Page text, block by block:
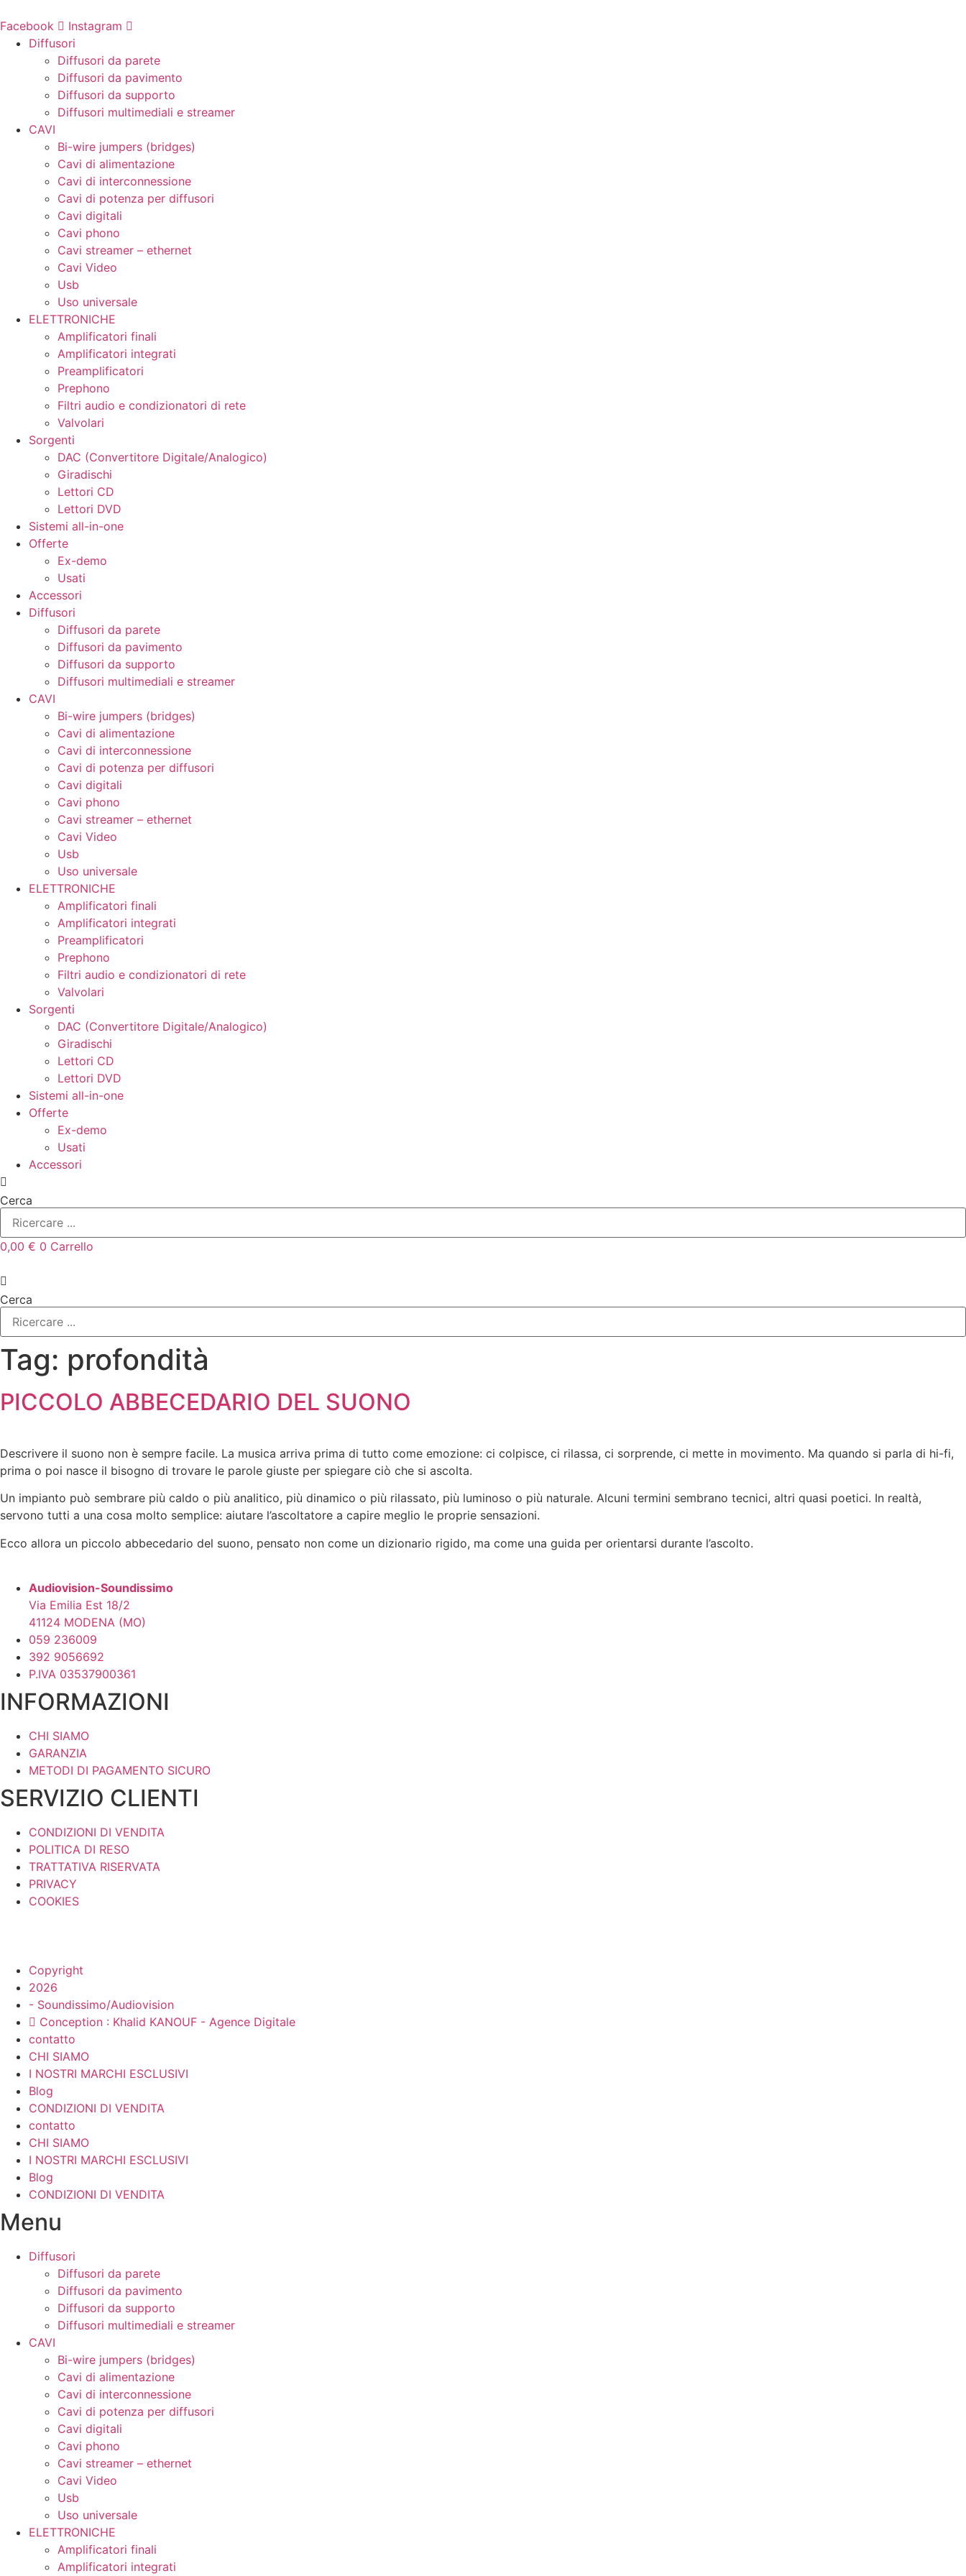
al
contenuto
Facebook
Instagram
Diffusori
Diffusori da parete
Diffusori da pavimento
Diffusori da supporto
Diffusori multimediali e streamer
CAVI
Bi-wire jumpers (bridges)
Cavi di alimentazione
Cavi di interconnessione
Cavi di potenza per diffusori
Cavi digitali
Cavi phono
Cavi streamer – ethernet
Cavi Video
Usb
Uso universale
ELETTRONICHE
Amplificatori finali
Amplificatori integrati
Preamplificatori
Prephono
Filtri audio e condizionatori di rete
Valvolari
Sorgenti
DAC (Convertitore Digitale/Analogico)
Giradischi
Lettori CD
Lettori DVD
Sistemi all-in-one
Offerte
Ex-demo
Usati
Accessori
Diffusori
Diffusori da parete
Diffusori da pavimento
Diffusori da supporto
Diffusori multimediali e streamer
CAVI
Bi-wire jumpers (bridges)
Cavi di alimentazione
Cavi di interconnessione
Cavi di potenza per diffusori
Cavi digitali
Cavi phono
Cavi streamer – ethernet
Cavi Video
Usb
Uso universale
ELETTRONICHE
Amplificatori finali
Amplificatori integrati
Preamplificatori
Prephono
Filtri audio e condizionatori di rete
Valvolari
Sorgenti
DAC (Convertitore Digitale/Analogico)
Giradischi
Lettori CD
Lettori DVD
Sistemi all-in-one
Offerte
Ex-demo
Usati
Accessori
Cerca
0,00 € 0 Carrello
Cerca
Tag: profondità
PICCOLO ABBECEDARIO DEL SUONO
Descrivere il suono non è sempre facile. La musica arriva prima di tutto come emozione: ci colpisce, ci rilassa, ci sorprende, ci mette in movimento. Ma quando si parla di hi-fi,
prima o poi nasce il bisogno di trovare le parole giuste per spiegare ciò che si ascolta.
Un impianto può sembrare più caldo o più analitico, più dinamico o più rilassato, più luminoso o più naturale. Alcuni termini sembrano tecnici, altri quasi poetici. In realtà,
servono tutti a una cosa molto semplice: aiutare l’ascoltatore a capire meglio le proprie sensazioni.
Ecco allora un piccolo abbecedario del suono, pensato non come un dizionario rigido, ma come una guida per orientarsi durante l’ascolto.
Audiovision-Soundissimo
Via Emilia Est 18/2
41124 MODENA (MO)
059 236009
392 9056692
P.IVA 03537900361
INFORMAZIONI
CHI SIAMO
GARANZIA
METODI DI PAGAMENTO SICURO
SERVIZIO CLIENTI
CONDIZIONI DI VENDITA
POLITICA DI RESO
TRATTATIVA RISERVATA
PRIVACY
COOKIES
Copyright
2026
- Soundissimo/Audiovision
Conception : Khalid KANOUF - Agence Digitale
contatto
CHI SIAMO
I NOSTRI MARCHI ESCLUSIVI
Blog
CONDIZIONI DI VENDITA
contatto
CHI SIAMO
I NOSTRI MARCHI ESCLUSIVI
Blog
CONDIZIONI DI VENDITA
Menu
Diffusori
Diffusori da parete
Diffusori da pavimento
Diffusori da supporto
Diffusori multimediali e streamer
CAVI
Bi-wire jumpers (bridges)
Cavi di alimentazione
Cavi di interconnessione
Cavi di potenza per diffusori
Cavi digitali
Cavi phono
Cavi streamer – ethernet
Cavi Video
Usb
Uso universale
ELETTRONICHE
Amplificatori finali
Amplificatori integrati